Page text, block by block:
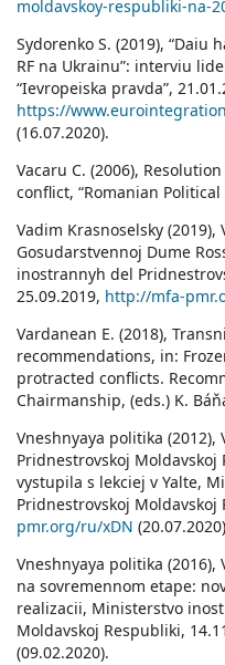
moldavskoy-respubliki-na-
Sydorenko S. (2019),
RF na Ukrainu”: interviu
“Ievropeiska pravda”,
https://
(16.07.2020).
Vacaru C. (2006),
conflict, “Romanian Political
Vadim Krasnoselsky
Gosudarstvennoj Dume
inostrannyh del
25.09.2019, http://mfa-
Vardanean E. (2018),
recommendations, in:
protracted conflicts.
Chairmanship, (eds.) K.
Vneshnyaya politika (2012),
Pridnestrovskoj Moldavskoj
vystupila s lekciej v Yalte,
Pridnestrovskoj Moldavskoj
pmr.org/ru/xDN
Vneshnyaya politika
na sovremennom etape:
realizacii, Ministerstvo
Moldavskoj Respubliki,
(09.02.2020).